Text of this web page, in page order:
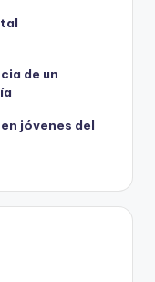
de un
jóvenes del